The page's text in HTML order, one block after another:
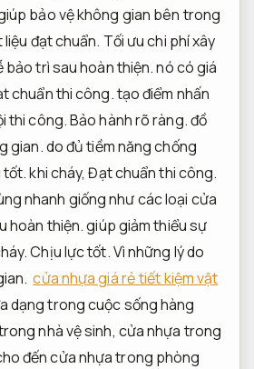
bảo vệ không gian bên trong
liệu đạt chuẩn. Tối ưu chi phí xây
bảo trì sau hoàn thiện.nó có giá
chuẩn thi công.tạo điểm nhấn
thi công.Bảo hành rõ ràng.đồ
gian.do đủ tiềm năng chống
tốt.khi cháy,Đạt chuẩn thi công.
nhanh giống như các loại cửa
hoàn thiện.giúp giảm thiểu sự
Chịu lực tốt.Vì những lý do
cửa nhựa giá rẻ tiết kiệm vật
dạng trong cuộc sống hàng
nhà vệ sinh, cửa nhựa trong
đến cửa nhựa trong phòng